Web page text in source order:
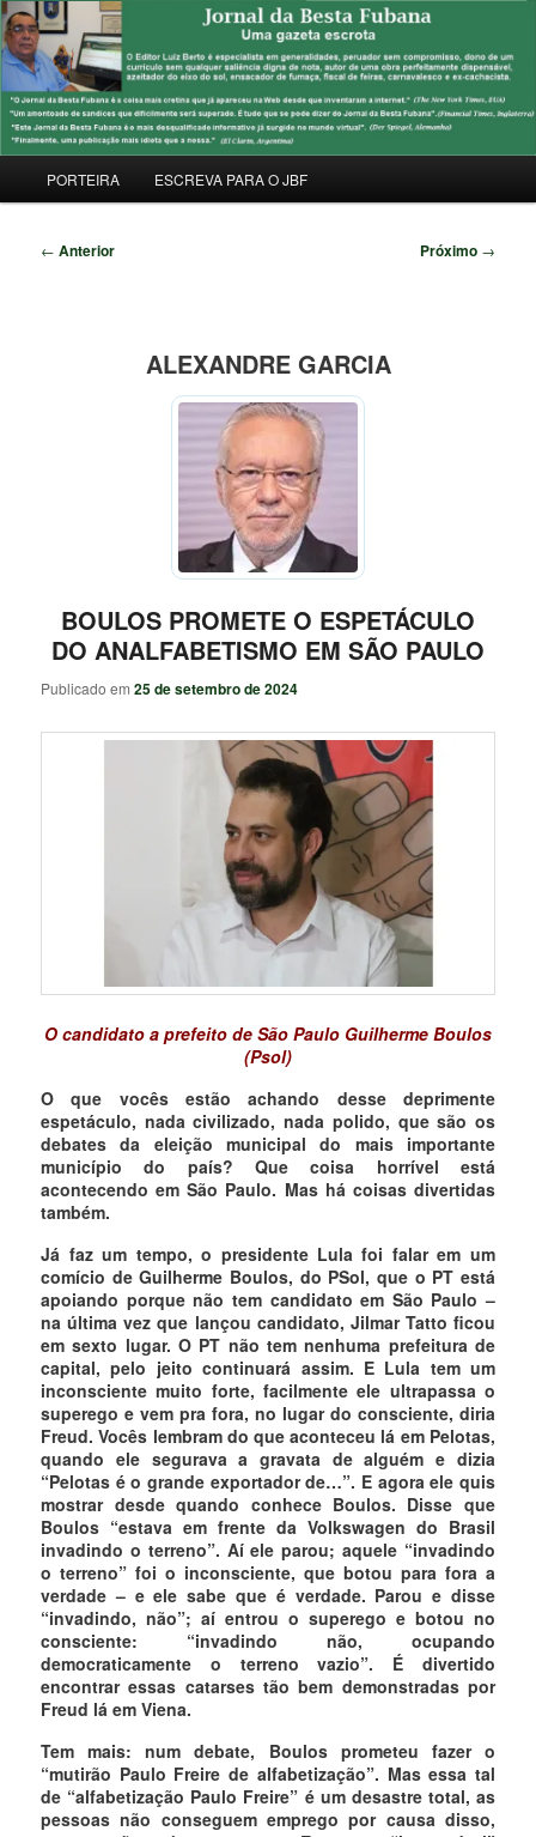
Pular
para
o
conteúdo
principalJORNAL DA BESTA FUBANA
Uma Gazeta Escrota
principal
PORTEIRA ESCREVA PARA O JBF
Navegação
← Anterior Próximo →
ALEXANDRE GARCIA
BOULOS PROMETE O ESPETÁCULO
DO ANALFABETISMO EM SÃO PAULO
Publicado em25 de setembro de 2024
O candidato a prefeito de São Paulo Guilherme Boulos
(Psol)
O que vocês estão achando desse deprimente
espetáculo, nada civilizado, nada polido, que são os
debates da eleição municipal do mais importante
município do país? Que coisa horrível está
acontecendo em São Paulo. Mas há coisas divertidas
também.
Já faz um tempo, o presidente Lula foi falar em um
comício de Guilherme Boulos, do PSol, que o PT está
apoiando porque não tem candidato em São Paulo –
na última vez que lançou candidato, Jilmar Tatto ficou
em sexto lugar. O PT não tem nenhuma prefeitura de
capital, pelo jeito continuará assim. E Lula tem um
inconsciente muito forte, facilmente ele ultrapassa o
superego e vem pra fora, no lugar do consciente, diria
Freud. Vocês lembram do que aconteceu lá em Pelotas,
quando ele segurava a gravata de alguém e dizia
“Pelotas é o grande exportador de…”. E agora ele quis
mostrar desde quando conhece Boulos. Disse que
Boulos “estava em frente da Volkswagen do Brasil
invadindo o terreno”. Aí ele parou; aquele “invadindo
o terreno” foi o inconsciente, que botou para fora a
verdade – e ele sabe que é verdade. Parou e disse
“invadindo, não”; aí entrou o superego e botou no
consciente: “invadindo não, ocupando
democraticamente o terreno vazio”. É divertido
encontrar essas catarses tão bem demonstradas por
Freud lá em Viena.
Tem mais: num debate, Boulos prometeu fazer o
“mutirão Paulo Freire de alfabetização”. Mas essa tal
de “alfabetização Paulo Freire” é um desastre total, as
pessoas não conseguem emprego por causa disso,